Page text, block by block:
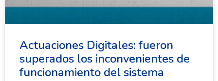
Actuaciones Digitales: fueron
superados los inconvenientes de
funcionamiento del sistema